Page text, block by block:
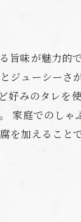
旨味が魅力的
ジューシーさ
好みのタレを
家庭でのしゃ
を加えること